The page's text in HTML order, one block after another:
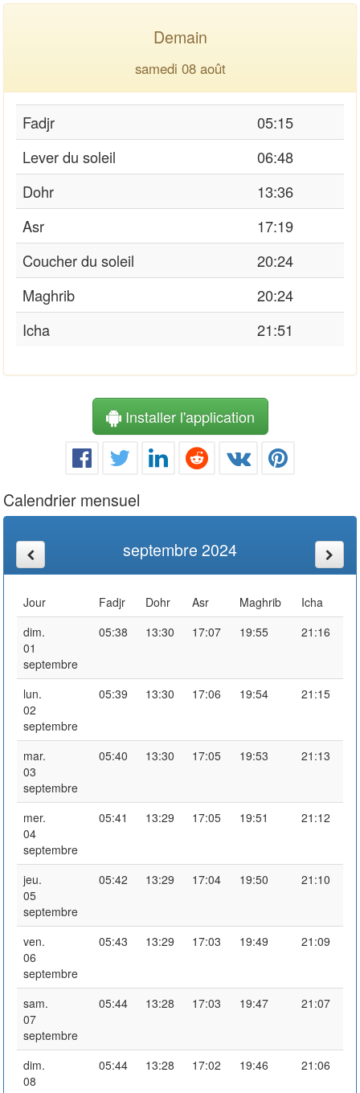
Demain
samedi 08 août
Fadjr
05:15
Lever du soleil
06:48
Dohr
13:36
Asr
17:19
Coucher du soleil
20:24
Maghrib
20:24
Icha
21:51
Installer l'application
Calendrier mensuel
septembre 2024
Jour Fadjr Dohr Asr Maghrib
Icha
dim.
01
septembre
05:38 13:30 17:07 19:55 21:16
lun.
02
septembre
05:39 13:30 17:06 19:54 21:15
mar.
03
septembre
05:40 13:30 17:05 19:53 21:13
mer.
04
septembre
05:41 13:29 17:05 19:51 21:12
jeu.
05
septembre
05:42 13:29 17:04 19:50 21:10
ven.
06
septembre
05:43 13:29 17:03 19:49 21:09
sam.
07
septembre
05:44 13:28 17:03 19:47 21:07
dim.
08
05:44 13:28 17:02 19:46 21:06